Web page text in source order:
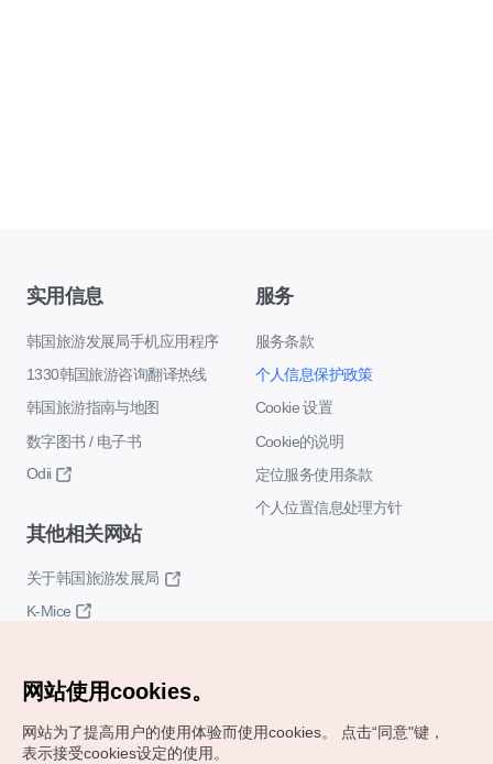
实用信息
韩国旅游发展局手机应用程序
1330韩国旅游咨询翻译热线
韩国旅游指南与地图
数字图书 / 电子书
Odii
服务
服务条款
个人信息保护政策
Cookie 设置
Cookie的说明
定位服务使用条款
个人位置信息处理方针
其他相关网站
关于韩国旅游发展局
K-Mice
网站使用cookies。
网站为了提高用户的使用体验而使用cookies。
点击“同意"键，
表示接受cookies设定的使用。